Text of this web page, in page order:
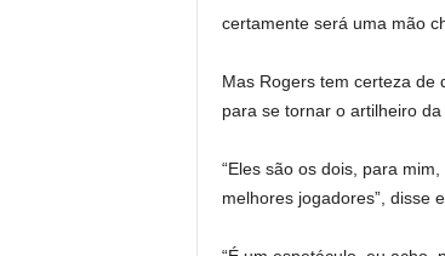
certamente será uma mão
Mas Rogers tem certeza de
para se tornar o artilheiro
“Eles são os dois, para
melhores jogadores”, disse